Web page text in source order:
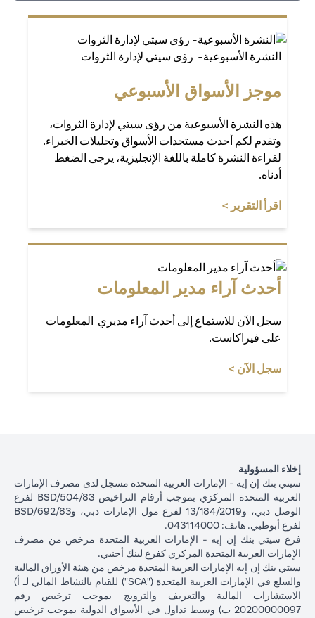
النشرة الأسبوعية- رؤى سيتي لإدارة الثروات
موجز الأسواق الأسبوعي
هذه النشرة الأسبوعية من رؤى سيتي لإدارة الثروات،
وتقدم لكم أحدث مستجدات الأسواق وتحليلات الخبراء.
لقراءة النشرة كاملة باللغة الإنجليزية، يرجى الضغط
أدناه.
اقرأ التقرير >
أحدث آراء مدير المعلومات
سجل الآن للاستماع إلى أحدث آراء مديري المعلومات
على فيراكاست.
سجل الآن >
إخلاء المسؤولية
سيتي بنك إن إيه - الإمارات العربية المتحدة مسجل لدى مصرف الإمارات
العربية المتحدة المركزي بموجب أرقام التراخيص BSD/504/83 لفرع
الوصل دبي، و13/184/2019 لفرع مول الإمارات دبي، وBSD/692/83
لفرع أبوظبي. هاتف: 043114000.
فرع سيتي بنك إن إيه - الإمارات العربية المتحدة مرخص من مصرف
الإمارات العربية المتحدة المركزي كفرع لبنك أجنبي.
سيتي بنك إن إيه الإمارات العربية المتحدة مرخص من هيئة الأوراق المالية
والسلع في الإمارات العربية المتحدة ("SCA") للقيام بالنشاط المالي لـ أ)
الاستشارات المالية والتعريف والترويج بموجب ترخيص رقم
20200000097 ب) وسيط تداول في الأسواق الدولية بموجب ترخيص